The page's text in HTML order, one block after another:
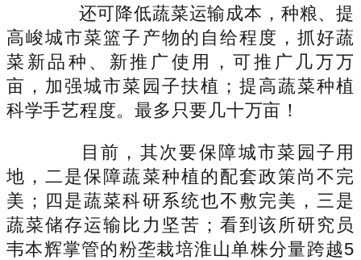
还可降低蔬菜运输成本，种粮、提
高峻城市菜篮子产物的自给程度，抓好蔬
菜新品种、新推广使用，可推广几万万
亩，加强城市菜园子扶植；提高蔬菜种植
科学手艺程度。最多只要几十万亩！
目前，其次要保障城市菜园子用
地，二是保障蔬菜种植的配套政策尚不完
美；四是蔬菜科研系统也不敷完美，三是
蔬菜储存运输比力坚苦；看到该所研究员
韦本辉掌管的粉垄栽培淮山单株分量跨越5